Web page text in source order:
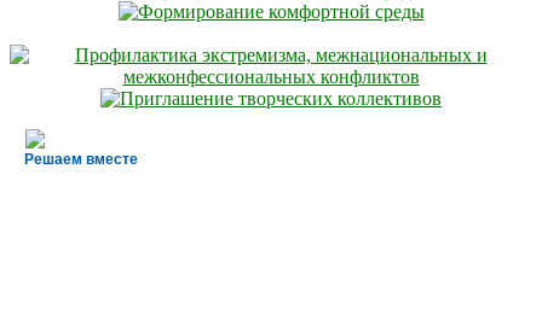
Решаем вместе